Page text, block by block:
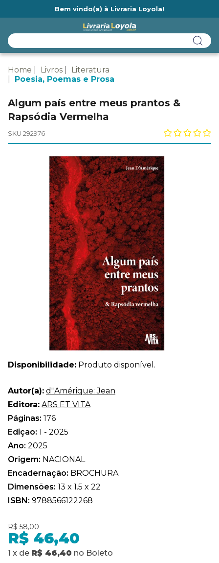
Bem vindo(a) à Livraria Loyola!
Home Livros
Literatura
Poesia, Poemas e Prosa
Algum país entre meus prantos &
Rapsódia Vermelha
SKU 292976
Disponibilidade: Produto disponível.
Autor(a): d''Amérique: Jean
Editora: ARS ET VITA
Páginas: 176
Edição: 1 - 2025
Ano: 2025
Origem: NACIONAL
Encadernação: BROCHURA
Dimensões: 13 x 1.5 x 22
ISBN: 9788566122268
R$ 58,00
R$ 46,40
1 x de R$ 46,40 no Boleto